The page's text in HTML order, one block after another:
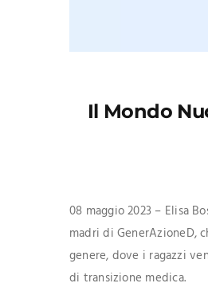
Il Mondo
08 maggio 2023 – Elisa
madri di GenerAzioneD,
genere, dove i ragazzi
di transizione medica.